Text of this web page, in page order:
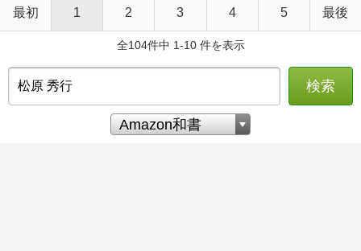
最初 1 2 3 4 5 最後
全104件中 1-10 件を表示
検索